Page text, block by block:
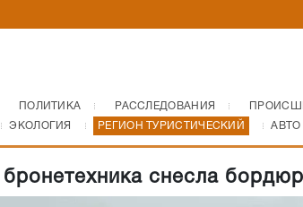
ПОЛИТИКА РАССЛЕДОВАНИЯ
ЭКОЛОГИЯ РЕГИОН ТУРИСТИЧЕСКИЙ АВТО
бронетехника снесла бордюр